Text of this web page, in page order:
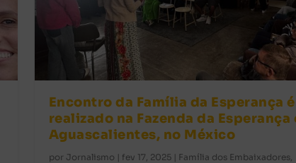
Encontro da Família da Esperança é
realizado na Fazenda da Esperança
Aguascalientes, no México
por Jornalismo | fev 17, 2025| Família dos Embaixadores,